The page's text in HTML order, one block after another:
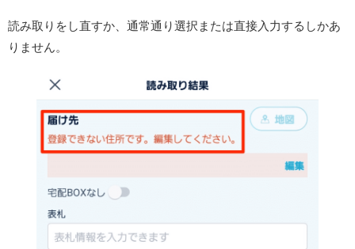
読み取りをし直すか、通常通り選択または直接入力するしかあ
りません。